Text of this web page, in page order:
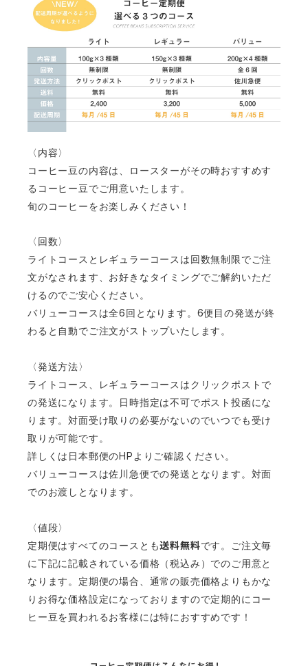
〈内容〉
コーヒー豆の内容は、ロースターがその時おすすめす
るコーヒー豆でご用意いたします。
旬のコーヒーをお楽しみください！
〈回数〉
ライトコースとレギュラーコースは回数無制限でご注
文がなされます、お好きなタイミングでご解約いただ
けるのでご安心ください。
バリューコースは全6 回となります。 6便目の発送が終
わると自動でご注文がストップいたします。
〈発送方法〉
ライトコース、レギュラーコースはクリックポストで
の発送になります。日時指定は不可でポスト投函にな
ります。対面受け取りの必要がないのでいつでも受け
取りが可能です。
詳しくは日本郵便のHP よりご確認ください。
バリューコースは佐川急便での発送となります。対面
でのお渡しとなります。
〈値段〉
定期便はすべてのコースとも送料無料です。ご注文毎
に下記に記載されている価格（税込み）でのご用意と
なります。定期便の場合、通常の販売価格よりもかな
りお得な価格設定になっておりますので定期的にコー
ヒー豆を買われるお客様には特におすすめです！